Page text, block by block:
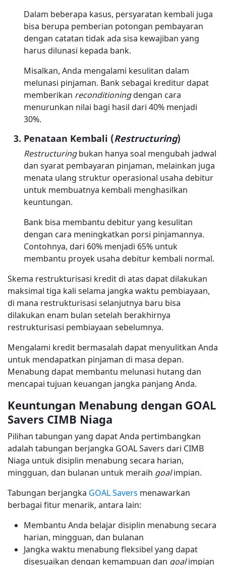
Dalam beberapa kasus, persyaratan kembali juga
bisa berupa pemberian potongan pembayaran
dengan catatan tidak ada sisa kewajiban yang
harus dilunasi kepada bank.
Misalkan, Anda mengalami kesulitan dalam
melunasi pinjaman. Bank sebagai kreditur dapat
memberikan reconditioningdengan cara
menurunkan nilai bagi hasil dari 40% menjadi
30%.
Penataan Kembali (Restructuring)
Restructuringbukan hanya soal mengubah jadwal
dan syarat pembayaran pinjaman, melainkan juga
menata ulang struktur operasional usaha debitur
untuk membuatnya kembali menghasilkan
keuntungan.
Bank bisa membantu debitur yang kesulitan
dengan cara meningkatkan porsi pinjamannya.
Contohnya, dari 60% menjadi 65% untuk
membantu proyek usaha debitur kembali normal.
Skema restrukturisasi kredit di atas dapat dilakukan
maksimal tiga kali selama jangka waktu pembiayaan,
di mana restrukturisasi selanjutnya baru bisa
dilakukan enam bulan setelah berakhirnya
restrukturisasi pembiayaan sebelumnya.
Mengalami kredit bermasalah dapat menyulitkan Anda
untuk mendapatkan pinjaman di masa depan.
Menabung dapat membantu melunasi hutang dan
mencapai tujuan keuangan jangka panjang Anda.
Keuntungan Menabung dengan GOAL
Savers CIMB Niaga
Pilihan tabungan yang dapat Anda pertimbangkan
adalah tabungan berjangka GOAL Savers dari CIMB
Niaga untuk disiplin menabung secara harian,
mingguan, dan bulanan untuk meraih goalimpian.
Tabungan berjangka GOAL Savers menawarkan
berbagai fitur menarik, antara lain:
Membantu Anda belajar disiplin menabung secara
harian, mingguan, dan bulanan
Jangka waktu menabung fleksibel yang dapat
disesuaikan dengan kemampuan dan goalimpian